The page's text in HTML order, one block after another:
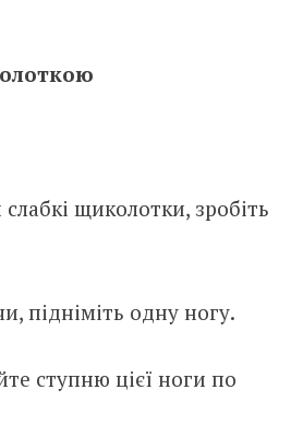
щиколотки, зробіть
підніміть одну ногу.
ступню цієї ноги по